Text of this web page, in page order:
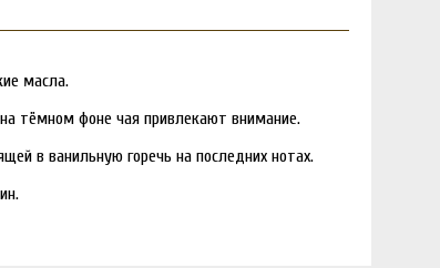
масла.
тёмном фоне чая привлекают внимание.
в ванильную горечь на последних нотах.